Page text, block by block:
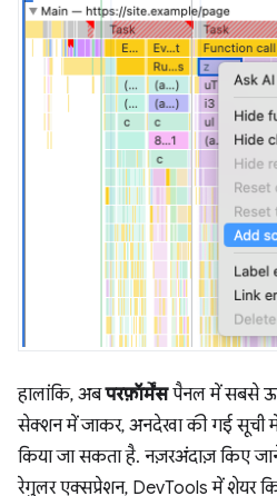
हालांकि, अबपरफ़ॉर्मेंसपैनल में सबसे
सेक्शन में जाकर, अनदेखा की गई सूची
किया जा सकता है. नज़रअंदाज़ किए
रेगुलर एक्सप्रेशन, DevTools में शेयर